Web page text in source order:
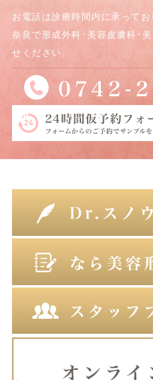
お電話は診療時間内に承ってお
奈良で形成外科･美容皮膚科･
せください。